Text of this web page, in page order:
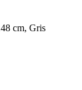
cm, Gris